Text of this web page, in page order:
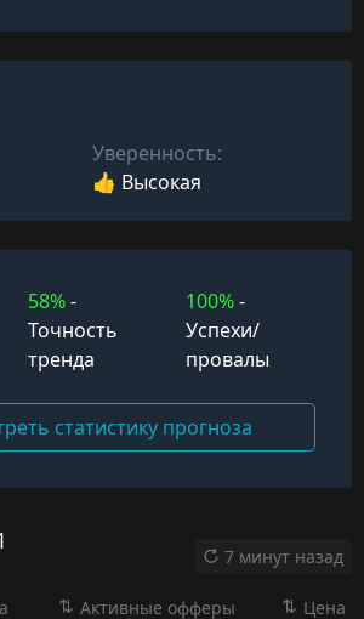
Уверенность:
👍 Высокая
58%-
Точность
тренда
100%-
Успехи/
провалы
статистику прогноза
7 минут назад
Активные офферы Цена